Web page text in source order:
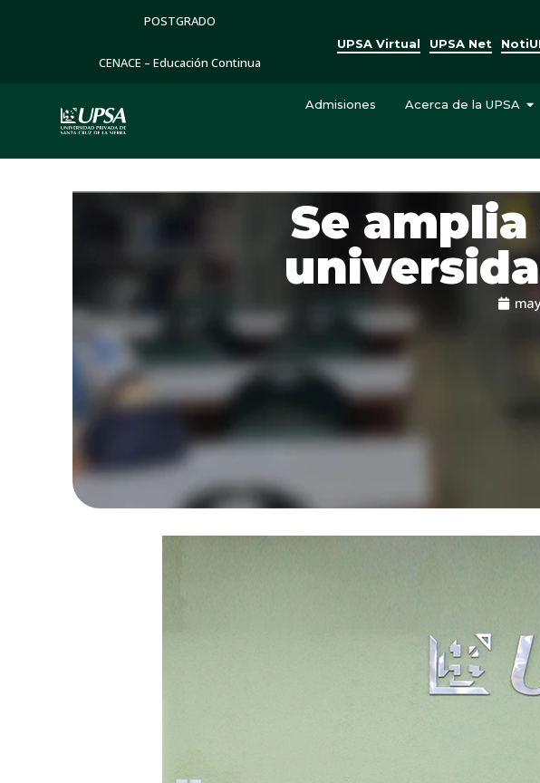
POSTGRADO
CENACE – Educación Continua
UPSA Virtual UPSA Net
Admisiones Acerca de la UPSA
Se